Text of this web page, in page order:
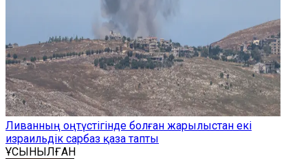
Ливанның оңтүстігінде болған жарылыстан екі
израильдік сарбаз қаза тапты
ҰСЫНЫЛҒАН